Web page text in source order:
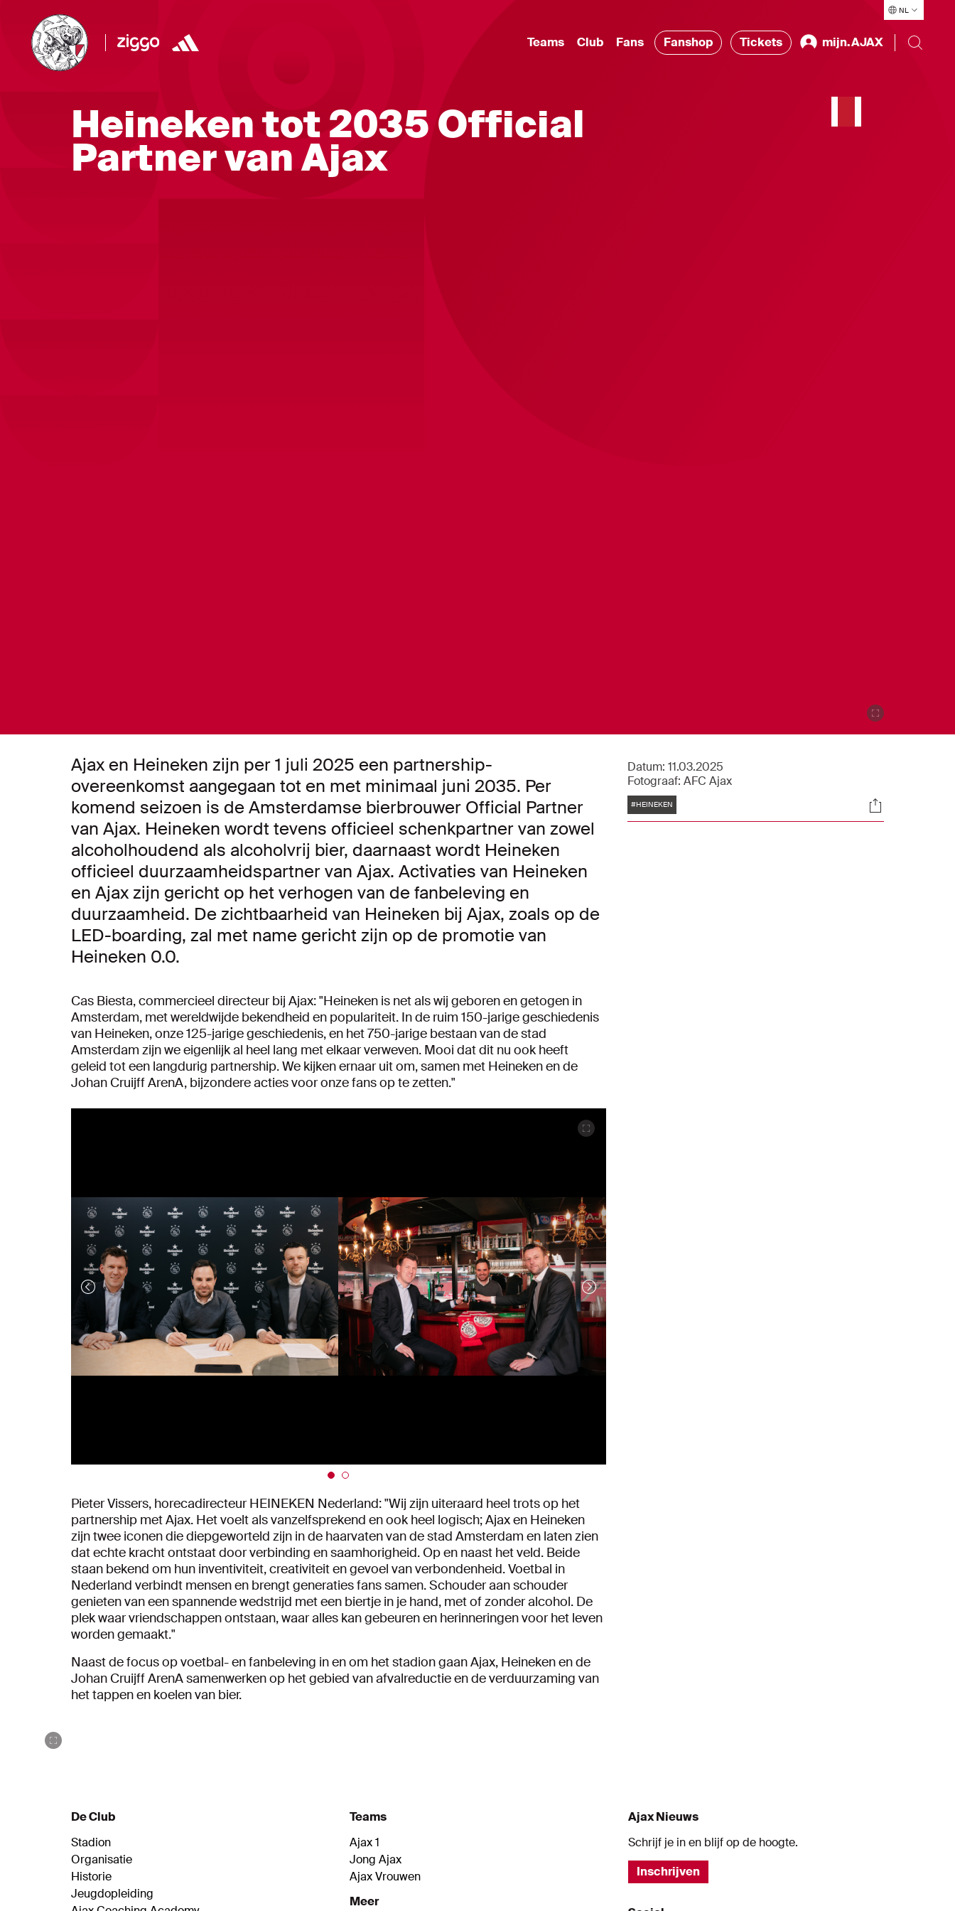
NL
Teams Club Fans Fanshop Tickets mijn.AJAX
Heineken tot 2035 Official
Partner van Ajax
Ajax en Heineken zijn per 1 juli 2025 een partnership-
overeenkomst aangegaan tot en met minimaal juni 2035. Per
komend seizoen is de Amsterdamse bierbrouwer Official Partner
van Ajax. Heineken wordt tevens officieel schenkpartner van zowel
alcoholhoudend als alcoholvrij bier, daarnaast wordt Heineken
officieel duurzaamheidspartner van Ajax. Activaties van Heineken
en Ajax zijn gericht op het verhogen van de fanbeleving en
duurzaamheid. De zichtbaarheid van Heineken bij Ajax, zoals op de
LED-boarding, zal met name gericht zijn op de promotie van
Heineken 0.0.
Datum: 11.03.2025
Fotograaf: AFC Ajax
Tags
#HEINEKEN Socials
Cas Biesta, commercieel directeur bij Ajax: "Heineken is net als wij geboren en getogen in
Amsterdam, met wereldwijde bekendheid en populariteit. In de ruim 150-jarige geschiedenis
van Heineken, onze 125-jarige geschiedenis, en het 750-jarige bestaan van de stad
Amsterdam zijn we eigenlijk al heel lang met elkaar verweven. Mooi dat dit nu ook heeft
geleid tot een langdurig partnership. We kijken ernaar uit om, samen met Heineken en de
Johan Cruijff ArenA, bijzondere acties voor onze fans op te zetten."
Pieter Vissers, horecadirecteur HEINEKEN Nederland: "Wij zijn uiteraard heel trots op het
partnership met Ajax. Het voelt als vanzelfsprekend en ook heel logisch; Ajax en Heineken
zijn twee iconen die diepgeworteld zijn in de haarvaten van de stad Amsterdam en laten zien
dat echte kracht ontstaat door verbinding en saamhorigheid. Op en naast het veld. Beide
staan bekend om hun inventiviteit, creativiteit en gevoel van verbondenheid. Voetbal in
Nederland verbindt mensen en brengt generaties fans samen. Schouder aan schouder
genieten van een spannende wedstrijd met een biertje in je hand, met of zonder alcohol. De
plek waar vriendschappen ontstaan, waar alles kan gebeuren en herinneringen voor het leven
worden gemaakt."
Naast de focus op voetbal- en fanbeleving in en om het stadion gaan Ajax, Heineken en de
Johan Cruijff ArenA samenwerken op het gebied van afvalreductie en de verduurzaming van
het tappen en koelen van bier.
De Club
Stadion
Organisatie
Historie
Jeugdopleiding
Teams
Ajax 1
Jong Ajax
Ajax Vrouwen
Meer
Ajax Nieuws
Schrijf je in en blijf op de hoogte.
Inschrijven